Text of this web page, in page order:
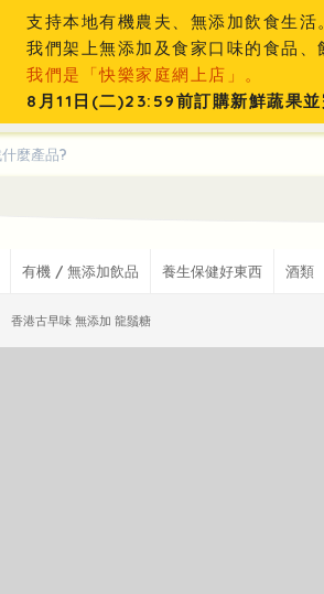
支持本地有機農夫、無添加飲食生活。
我們架上無添加及食家口味的食品、
我們是「快樂家庭網上店」。
8月11日(二)23:59前訂購新鮮蔬果
有機 / 無添加飲品 養生保健好東西 酒類
香港古早味 無添加 龍鬚糖